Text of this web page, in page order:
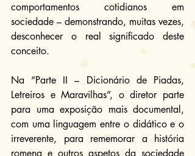
comportamentos cotidianos em
sociedade – demonstrando, muitas vezes,
desconhecer o real significado deste
conceito.
Na “Parte II – Dicionário de Piadas,
Letreiros e Maravilhas”, o diretor parte
para uma exposição mais documental,
com uma linguagem entre o didático e o
irreverente, para rememorar a história